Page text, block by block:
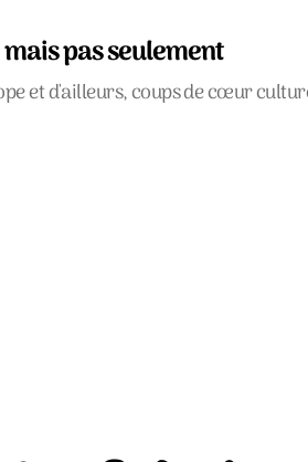
pas seulement
et d'ailleurs, coups de cœur